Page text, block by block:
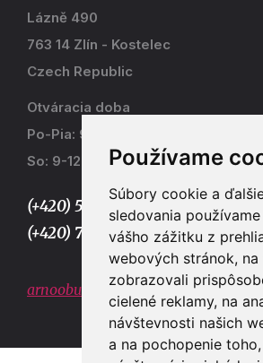
Používame
Súbory cookie a
sledovania
vášho zážitku z
webových stránok,
zobrazovali
cielené reklamy, na
návštevnosti našich
a na pochopenie
Lázně 490
763 14 Zlín - Kostelec
Czech Republic
Otváracia doba
Po-Pia: 9-17
So: 9-12
(+420) 577 915 036,
(+420) 773 667 390
arnoobuv@gmail.com